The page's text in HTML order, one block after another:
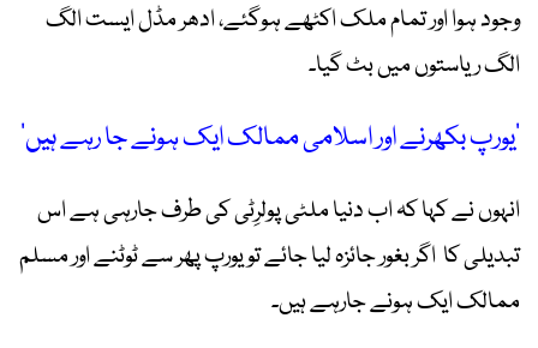
وجود ہوا اور تمام ملک اکٹھے ہوگئے، ادھر مڈل ایست الگ
الگ ریاستوں میں بٹ گیا۔
’یورپ بکھرنے اور اسلامی ممالک ایک ہونے جا رہے ہیں‘
انہوں نے کہا کہ اب دنیا ملٹی پولرِٹی کی طرف جارہی ہے اس
تبدیلی کا اگر بغور جائزہ لیا جائے تو یورپ پھر سے ٹوٹنے اور مسلم
ممالک ایک ہونے جارہے ہیں۔